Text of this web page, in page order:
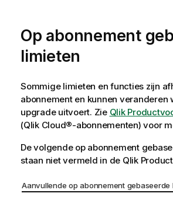
Op abonnement
limieten
Sommige limieten en functies zijn
abonnement en kunnen veranderen
upgrade uitvoert. Zie Qlik
(Qlik Cloud®-abonnementen) voor
De volgende op abonnement
staan niet vermeld in de Qlik
Aanvullende op abonnement gebaseerde